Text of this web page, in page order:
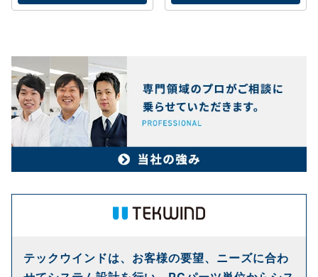
テックウインドは、お客様の要望、ニーズに合わ